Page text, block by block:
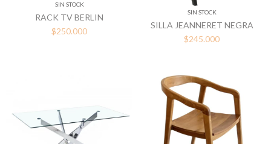
SIN STOCK
RACK TV BERLIN
$250.000
SIN STOCK
SILLA JEANNERET NEGRA
$245.000